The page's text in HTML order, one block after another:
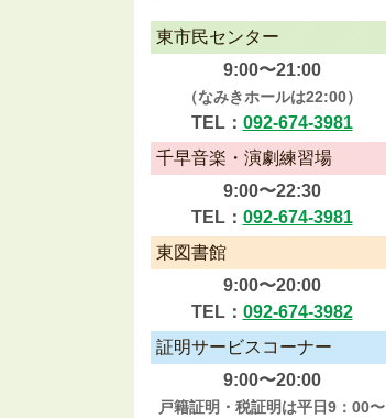
東市民センター
9:00〜21:00
（なみきホールは22:00）
TEL： 092-674-3981
千早音楽・演劇練習場
9:00〜22:30
TEL： 092-674-3981
東図書館
9:00〜20:00
TEL： 092-674-3982
証明サービスコーナー
9:00〜20:00
戸籍証明・税証明は平日9：00〜